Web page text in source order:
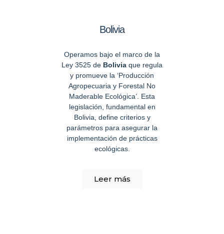
Bolivia
Operamos bajo el marco de la
Ley 3525 de Bolivia que regula
y promueve la ‘Producción
Agropecuaria y Forestal No
Maderable Ecológica’. Esta
legislación, fundamental en
Bolivia, define criterios y
parámetros para asegurar la
implementación de prácticas
ecológicas.
Leer más